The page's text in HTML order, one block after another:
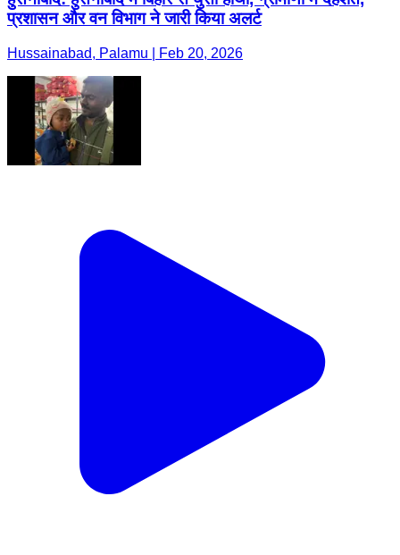
प्रशासन और वन विभाग ने जारी किया अलर्ट
Hussainabad, Palamu | Feb 20, 2026